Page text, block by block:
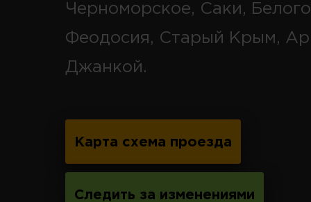
Черноморское, Саки,
Феодосия, Старый Крым,
Джанкой.
Карта схема проезда
Следить за изменениями